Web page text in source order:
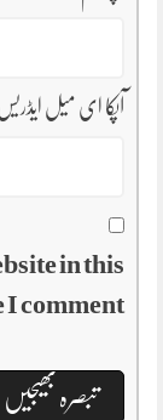
آپکا ای میل
in this
comment.